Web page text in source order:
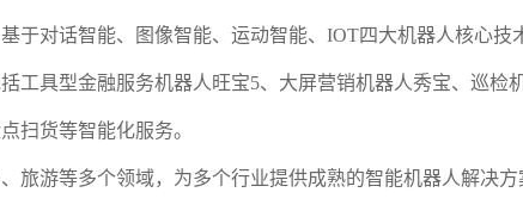
于对话智能、图像智能、运动智能、IOT四大机器人核心
工具型金融服务机器人旺宝5、大屏营销机器人秀宝、巡
扫货等智能化服务。
旅游等多个领域，为多个行业提供成熟的智能机器人解决